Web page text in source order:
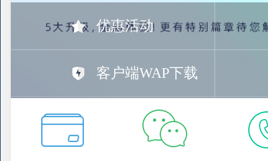
优惠活动
客户端WAP下载